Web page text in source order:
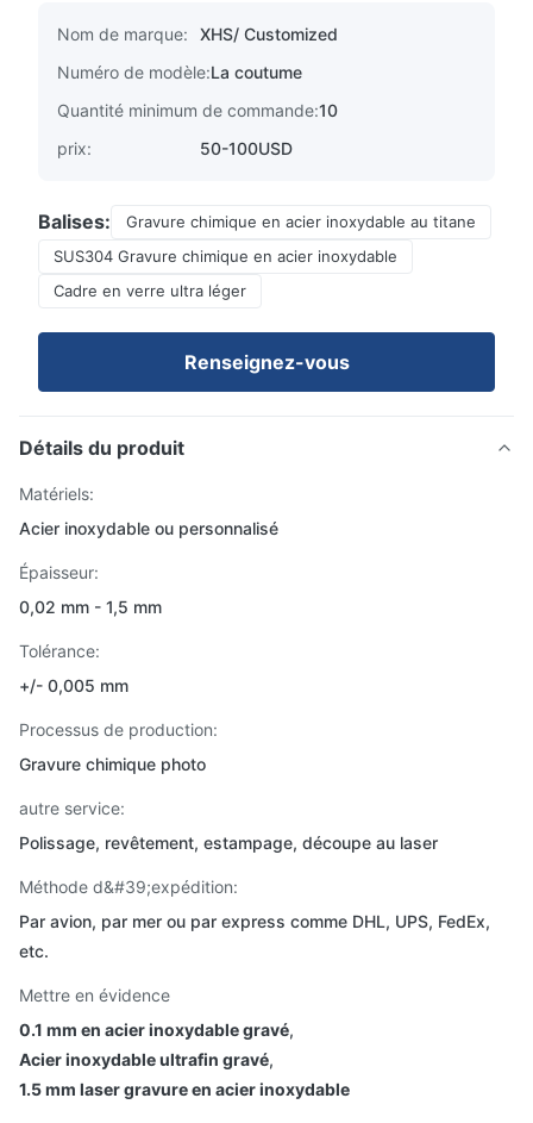
Nom de marque:
XHS/ Customized
Numéro de modèle:La coutume
Quantité minimum de commande:10
prix:
50-100USD
Balises:
Gravure chimique en acier inoxydable au titane
SUS304 Gravure chimique en acier inoxydable
Cadre en verre ultra léger
Renseignez-vous
Détails du produit
Matériels:
Acier inoxydable ou personnalisé
Épaisseur:
0,02 mm - 1,5 mm
Tolérance:
+/- 0,005 mm
Processus de production:
Gravure chimique photo
autre service:
Polissage, revêtement, estampage, découpe au laser
Méthode d&#39;expédition:
Par avion, par mer ou par express comme DHL, UPS, FedEx,
etc.
Mettre en évidence
0.1 mm en acier inoxydable gravé,
Acier inoxydable ultrafin gravé,
1.5 mm laser gravure en acier inoxydable